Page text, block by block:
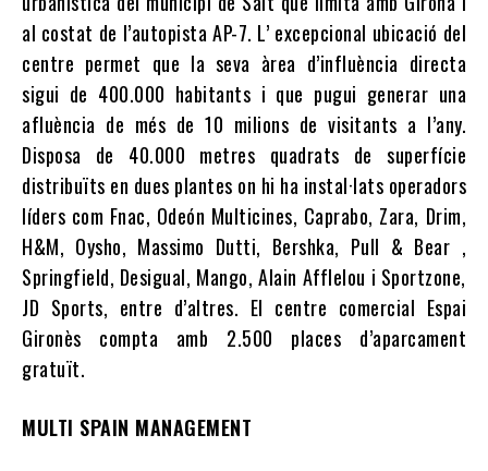
al costat de l’autopista AP-7. L’ excepcional ubicació del
centre permet que la seva àrea d’influència directa
sigui de 400.000 habitants i que pugui generar una
afluència de més de 10 milions de visitants a l’any.
Disposa de 40.000 metres quadrats de superfície
distribuïts en dues plantes on hi ha instal·lats operadors
líders com Fnac, Odeón Multicines, Caprabo, Zara, Drim,
H&M, Oysho, Massimo Dutti, Bershka, Pull & Bear ,
Springfield, Desigual, Mango, Alain Afflelou i Sportzone,
JD Sports, entre d’altres. El centre comercial Espai
Gironès compta amb 2.500 places d’aparcament
gratuït.
MULTI SPAIN MANAGEMENT